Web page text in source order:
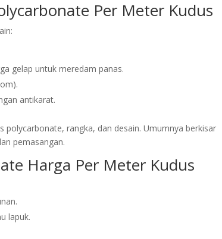
Per Meter Kudus
gelap untuk meredam panas.
antikarat.
polycarbonate, rangka, dan desain. Umumnya berkisar
pemasangan.
Harga Per Meter Kudus
lapuk.